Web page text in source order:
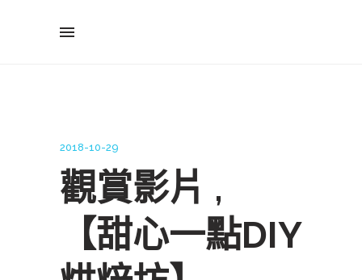
2018-10-29
觀賞影片 ,
【甜心一點DIY